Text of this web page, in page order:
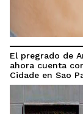
El pregrado de
ahora cuenta
Cidade en Sao